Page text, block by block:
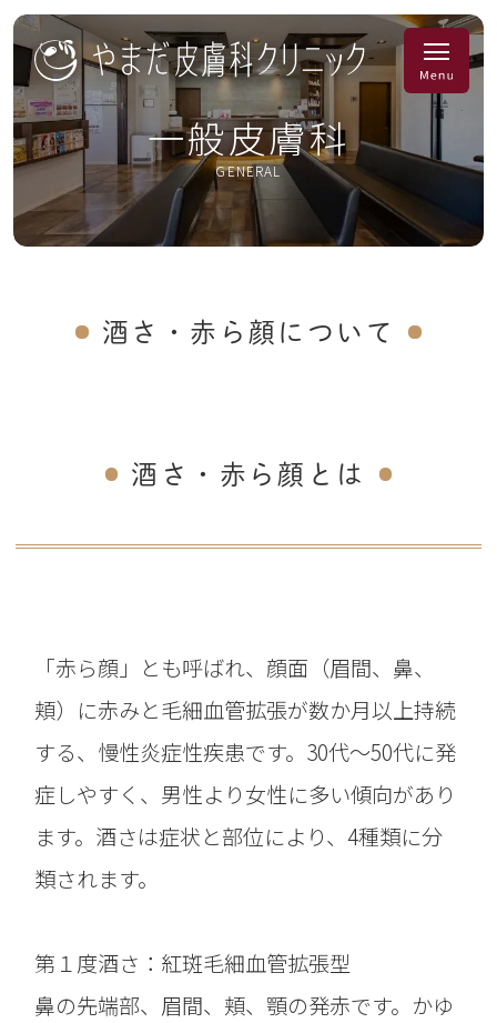
一般皮膚科
GENERAL
酒さ・赤ら顔について
酒さ・赤ら顔とは
「赤ら顔」とも呼ばれ、顔面（眉間、鼻、
頬）に赤みと毛細血管拡張が数か月以上持続
する、慢性炎症性疾患です。30代〜50代に発
症しやすく、男性より女性に多い傾向があり
ます。酒さは症状と部位により、4種類に分
類されます。
第１度酒さ：紅斑毛細血管拡張型
鼻の先端部、眉間、頬、顎の発赤です。かゆ